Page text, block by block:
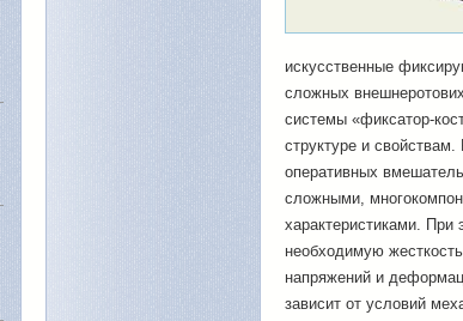
искусственные
сложных
системы «фиксатор-
структуре и свойствам.
оперативных
сложными,
характеристиками.
необходимую
напряжений и
зависит от условий